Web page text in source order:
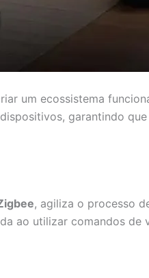
um ecossistema
garantindo
, agiliza o processo
ao utilizar comandos de